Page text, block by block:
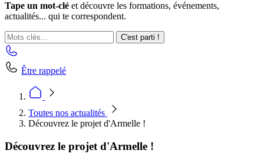
Tape un mot-clé et découvre les formations, événements,
actualités... qui te correspondent.
C'est parti !
Être rappelé
Toutes nos actualités
Découvrez le projet d'Armelle !
Découvrez le projet d'Armelle !